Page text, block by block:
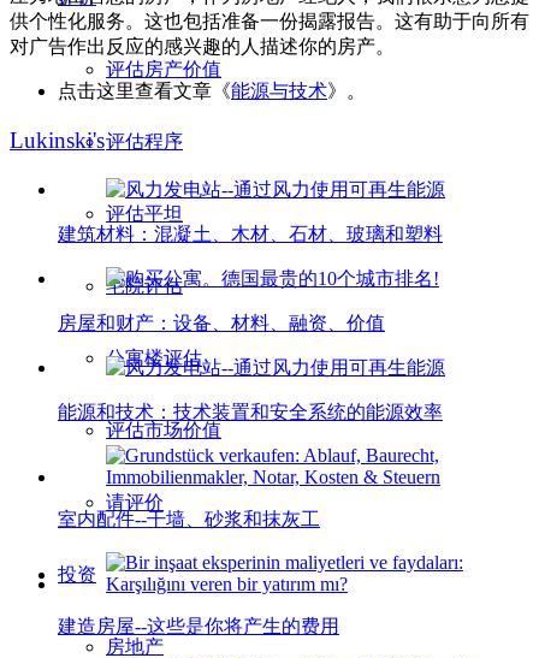
评估房产价值
评估程序
评估平坦
宅院评估
公寓楼评估
评估市场价值
请评价
投资
房地产
供个性化服务。这也包括准备一份揭露报告。这有助于向所有
对广告作出反应的感兴趣的人描述你的房产。
点击这里查看文章《能源与技术》。
Lukinski's
建筑材料：混凝土、木材、石材、玻璃和塑料
房屋和财产：设备、材料、融资、价值
能源和技术：技术装置和安全系统的能源效率
室内配件--干墙、砂浆和抹灰工
建造房屋--这些是你将产生的费用